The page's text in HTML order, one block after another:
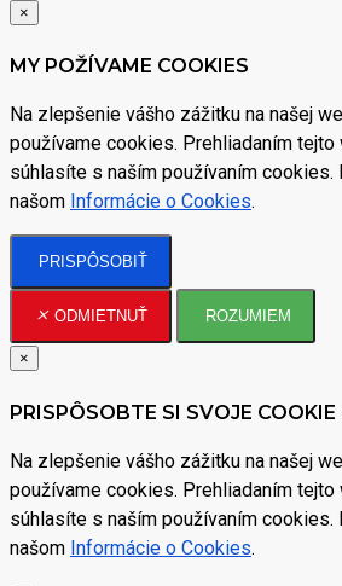
×
MY POŽÍVAME COOKIES
Na zlepšenie vášho zážitku na našej
používame cookies. Prehliadaním
súhlasíte s naším používaním
našom Informácie o Cookies.
PRISPÔSOBIŤ
ODMIETNUŤ ROZUMIEM
×
PRISPÔSOBTE SI SVOJE COOKIE
Na zlepšenie vášho zážitku na našej
používame cookies. Prehliadaním
súhlasíte s naším používaním
našom Informácie o Cookies.